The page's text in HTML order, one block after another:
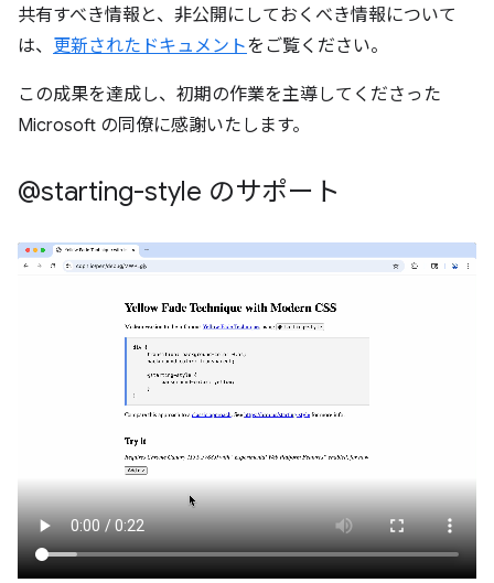
共有すべき情報と、非公開にしておくべき情報について
は、 更新されたドキュメントをご覧ください。
この成果を達成し、初期の作業を主導してくださった
Microsoft の同僚に感謝いたします。
@starting-style のサポート